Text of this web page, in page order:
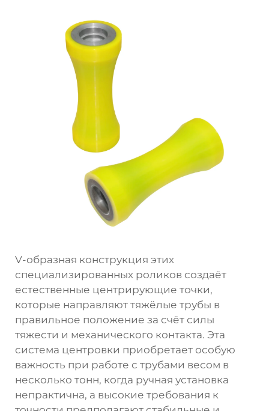
V-образная конструкция этих
специализированных роликов создаёт
естественные центрирующие точки,
которые направляют тяжёлые трубы в
правильное положение за счёт силы
тяжести и механического контакта. Эта
система центровки приобретает особую
важность при работе с трубами весом в
несколько тонн, когда ручная установка
непрактична, а высокие требования к